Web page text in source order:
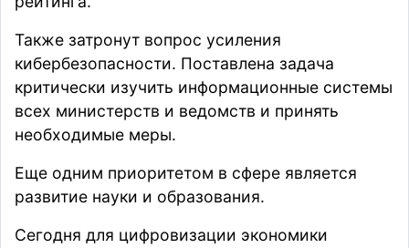
Также затронут вопрос усиления
кибербезопасности. Поставлена задача
критически изучить информационные системы
всех министерств и ведомств и принять
необходимые меры.
Еще одним приоритетом в сфере является
развитие науки и образования.
Сегодня для цифровизации экономики